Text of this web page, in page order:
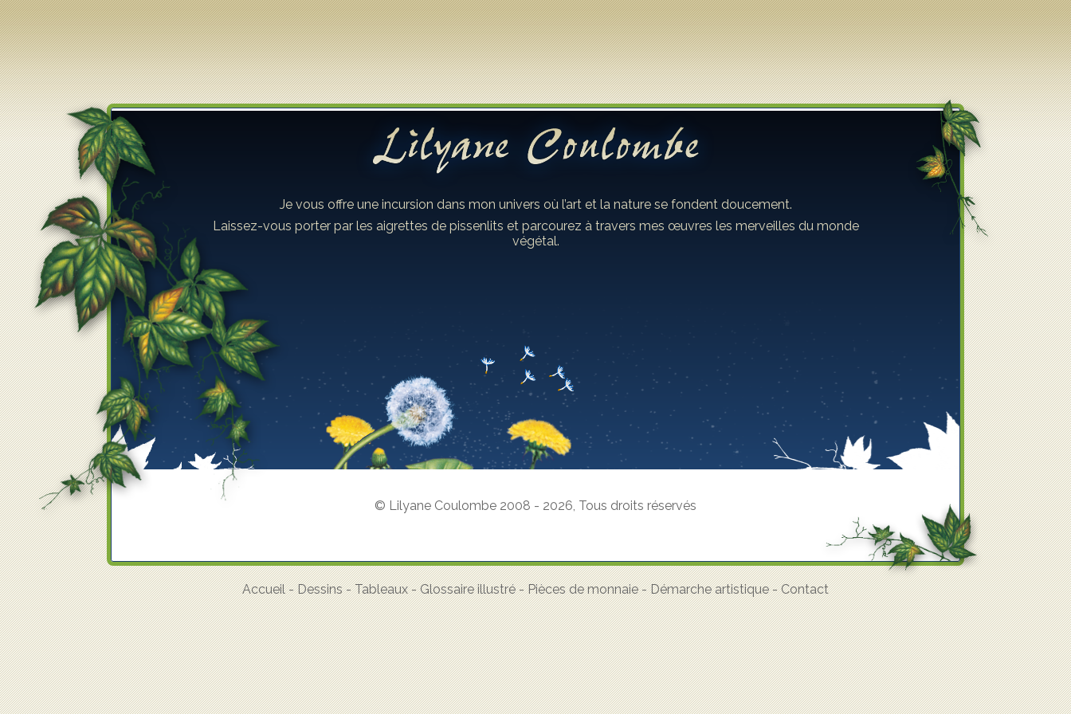
Je vous offre une incursion dans mon univers où l’art et la nature se fondent doucement.
Laissez-vous porter par les aigrettes de pissenlits et parcourez à travers mes œuvres les merveilles du monde
végétal.
© Lilyane Coulombe 2008 - 2026, Tous droits réservés
Accueil-Dessins-Tableaux-Glossaire illustré-Pièces de monnaie-Démarche artistique-Contact